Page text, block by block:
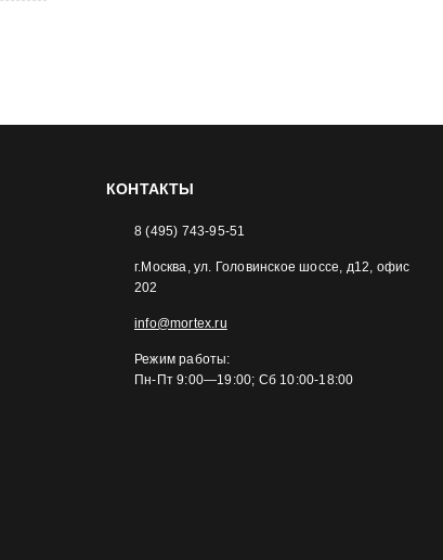
КОНТАКТЫ
8 (495) 743-95-51
г.Москва, ул. Головинское шоссе, д12, офис
202
info@mortex.ru
Режим работы:
Пн-Пт 9:00—19:00; Сб 10:00-18:00